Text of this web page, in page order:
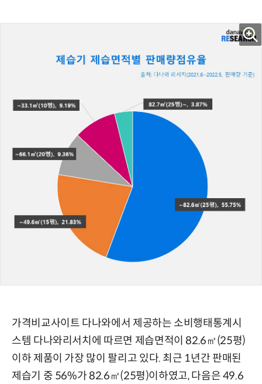
가격비교사이트 다나와에서 제공하는 소비행태통계시
스템 다나와리서치에 따르면 제습면적이 82.6㎡(25평)
이하 제품이 가장 많이 팔리고 있다. 최근 1년간 판매된
제습기 중 56%가 82.6㎡(25평)이하였고, 다음은 49.6